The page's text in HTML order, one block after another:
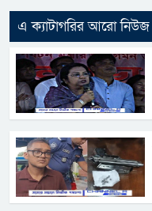
এ ক্যাটাগরির আরো নিউজ